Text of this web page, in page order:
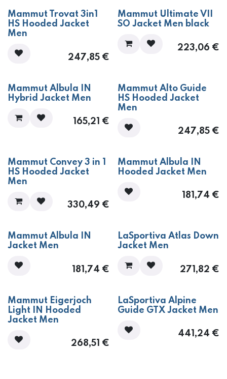
Mammut Trovat 3in1
HS Hooded Jacket
Men
247,85€
Mammut Ultimate VII
SO Jacket Men black
223,06 €
Mammut Albula IN
Hybrid Jacket Men
165,21 €
Mammut Alto Guide
HS Hooded Jacket
Men
247,85€
Mammut Convey 3 in 1
HS Hooded Jacket
Men
330,49 €
Mammut Albula IN
Hooded Jacket Men
181,74 €
Mammut Albula IN
Jacket Men
181,74 €
LaSportiva Atlas Down
Jacket Men
271,82 €
Mammut Eigerjoch
Light IN Hooded
Jacket Men
268,51 €
LaSportiva Alpine
Guide GTX Jacket Men
441,24 €